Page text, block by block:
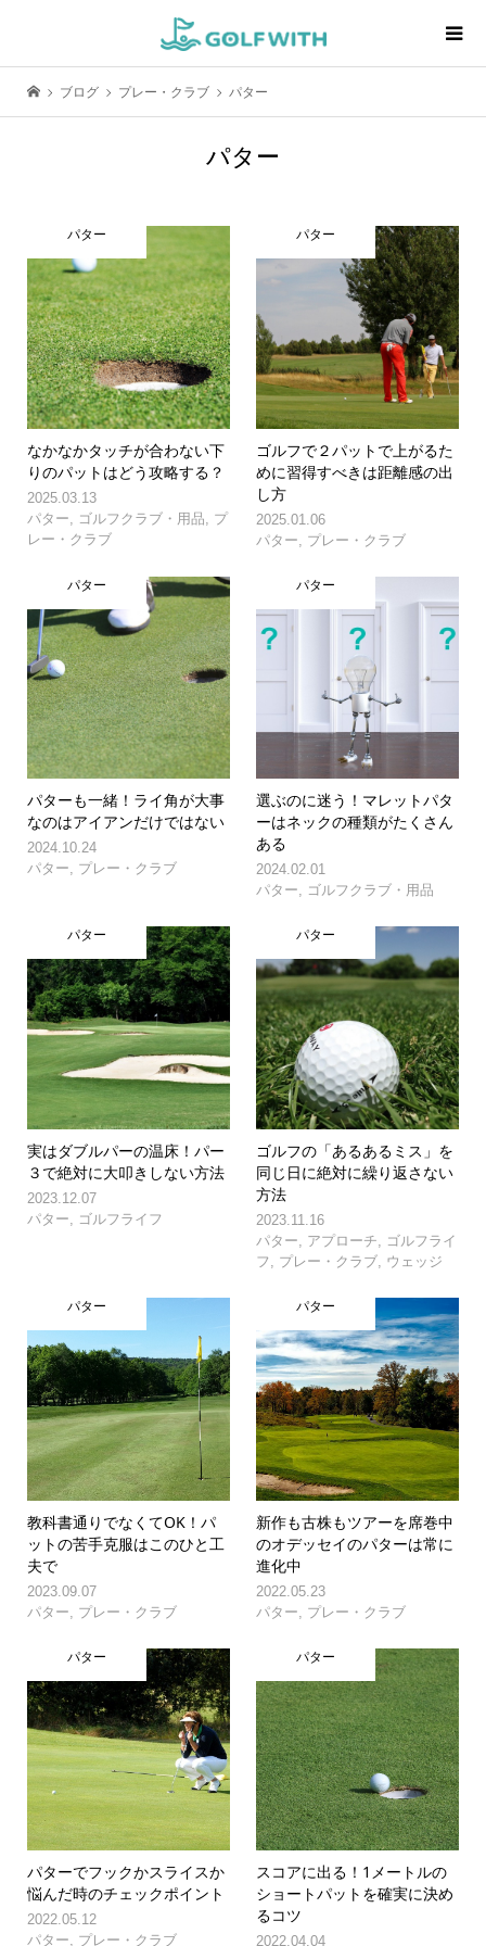
ブログ プレー・クラブ パター
パター
パター
なかなかタッチが合わない下
りのパットはどう攻略する？
2025.03.13
パター
ゴルフクラブ・用品
プ
レー・クラブ
パター
ゴルフで２パットで上がるた
めに習得すべきは距離感の出
し方
2025.01.06
パター
プレー・クラブ
パター
パターも一緒！ライ角が大事
なのはアイアンだけではない
2024.10.24
パター, プレー・クラブ
パター
選ぶのに迷う！マレットパタ
ーはネックの種類がたくさん
ある
2024.02.01
パター, ゴルフクラブ・用品
パター
実はダブルパーの温床！パー
３で絶対に大叩きしない方法
2023.12.07
パター
ゴルフライフ
パター
ゴルフの「あるあるミス」を
同じ日に絶対に繰り返さない
方法
2023.11.16
パター
アプローチ
ゴルフライ
フ
プレー・クラブ ウェッジ
パター
教科書通りでなくてOK！パ
ットの苦手克服はこのひと工
夫で
2023.09.07
パター
プレー・クラブ
パター
新作も古株もツアーを席巻中
のオデッセイのパターは常に
進化中
2022.05.23
パター
プレー・クラブ
パター
パターでフックかスライスか
悩んだ時のチェックポイント
2022.05.12
パター, プレー・クラブ
パター
スコアに出る！1メートルの
ショートパットを確実に決め
るコツ
2022.04.04